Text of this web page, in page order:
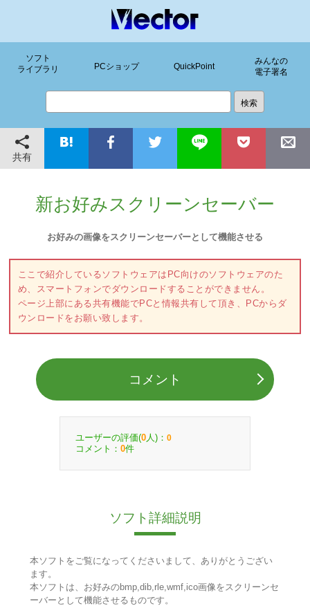
ソフト
ライブラリ
PCショップ QuickPoint
みんなの
電子署名
共有
新お好みスクリーンセーバー
お好みの画像をスクリーンセーバーとして機能させる
ここで紹介しているソフトウェアはPC向けのソフトウェアのた
め、スマートフォンでダウンロードすることができません。
ページ上部にある共有機能でPCと情報共有して頂き、PCからダ
ウンロードをお願い致します。
コメント
ユーザーの評価(0 人)： 0
コメント： 0件
ソフト詳細説明
本ソフトをご覧になってくださいまして、ありがとうござい
ます。
本ソフトは、お好みのbmp,dib,rle,wmf,ico画像をスクリーンセ
ーバーとして機能させるものです。